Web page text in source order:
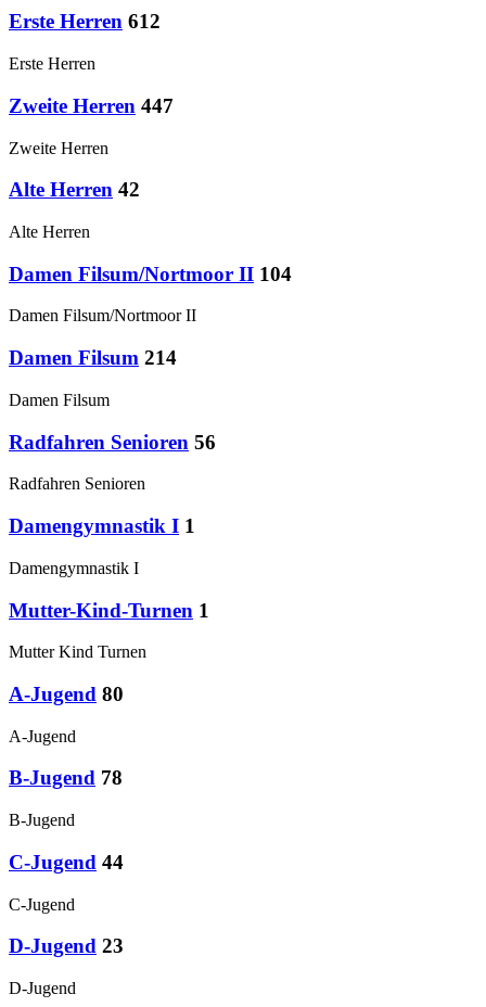
Erste Herren 612
Erste Herren
Zweite Herren 447
Zweite Herren
Alte Herren 42
Alte Herren
Damen Filsum/Nortmoor II 104
Damen Filsum/Nortmoor II
Damen Filsum 214
Damen Filsum
Radfahren Senioren 56
Radfahren Senioren
Damengymnastik I 1
Damengymnastik I
Mutter-Kind-Turnen 1
Mutter Kind Turnen
A-Jugend 80
A-Jugend
B-Jugend 78
B-Jugend
C-Jugend 44
C-Jugend
D-Jugend 23
D-Jugend